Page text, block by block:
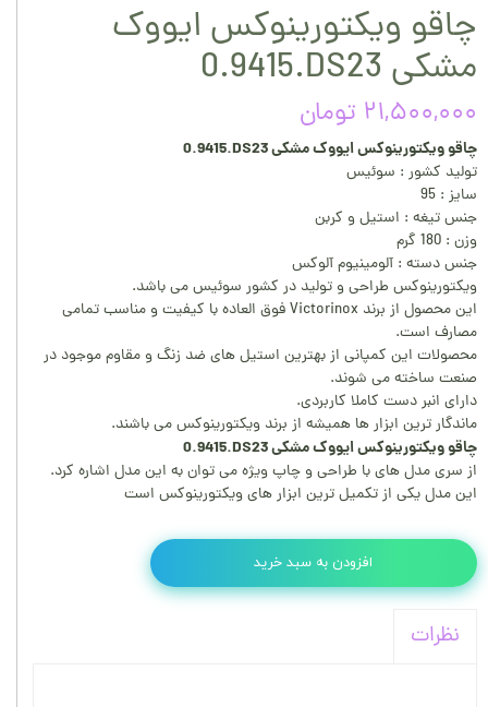
چاقو ویکتورینوکس ایووک
مشکی 0‎.9415.DS23
۲۱,۵۰۰,۰۰۰ تومان
چاقو ویکتورینوکس ایووک مشکی 0‎.9415.DS23
تولید کشور : سوئیس
سایز : 95
جنس تیغه : استیل و کربن
وزن : 180 گرم
جنس دسته : آلومینیوم آلوکس
ویکتورینوکس طراحی و تولید در کشور سوئیس می باشد.
این محصول از برند Victorinox فوق العاده با کیفیت و مناسب تمامی
مصارف است.
محصولات این کمپانی از بهترین استیل های ضد زنگ و مقاوم موجود در
صنعت ساخته می شوند.
دارای انبر دست کاملا کاربردی.
ماندگار ترین ابزار ها همیشه از برند ویکتورینوکس می باشند.
چاقو ویکتورینوکس ایووک مشکی 0‎.9415.DS23
از سری مدل های با طراحی و چاپ ویژه می توان به این مدل اشاره کرد.
این مدل یکی از تکمیل ترین ابزار های ویکتورینوکس است
افزودن به سبد خرید
نظرات